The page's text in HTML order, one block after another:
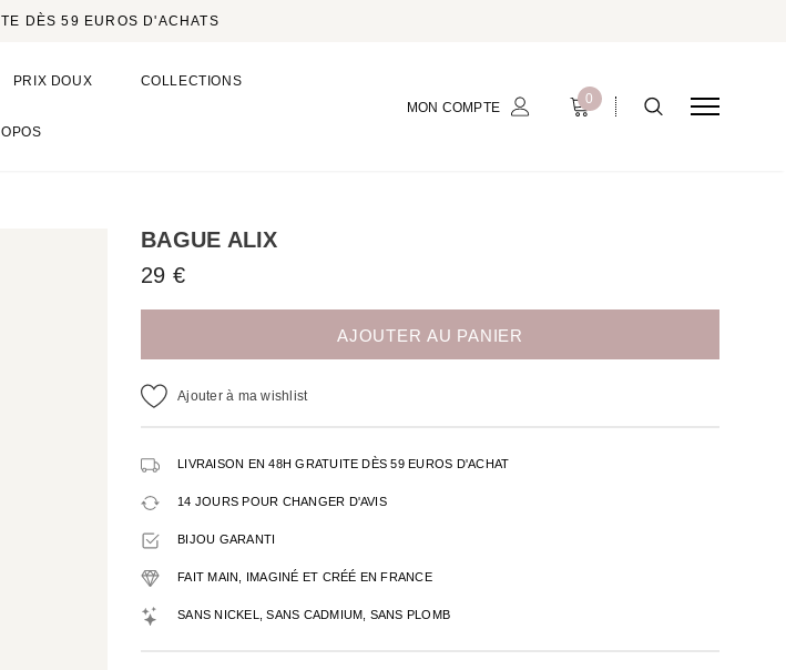
DÈS 59 EUROS D'ACHATS
PRIX DOUX COLLECTIONS
MON COMPTE
0
BAGUE ALIX
29 €
Ajouter à ma wishlist
LIVRAISON EN 48H GRATUITE DÈS 59 EUROS D'ACHAT
14 JOURS POUR CHANGER D'AVIS
BIJOU GARANTI
FAIT MAIN, IMAGINÉ ET CRÉÉ EN FRANCE
SANS NICKEL, SANS CADMIUM, SANS PLOMB